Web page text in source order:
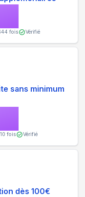
fois Vérifié
sans minimum
10 fois Vérifié
dès 100€